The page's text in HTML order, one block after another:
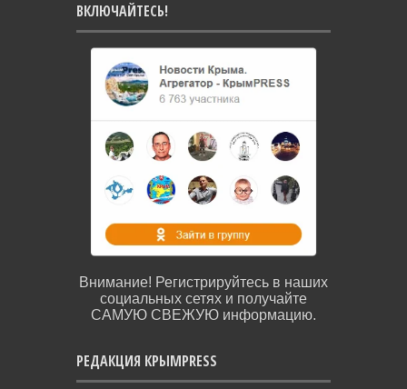
ВКЛЮЧАЙТЕСЬ!
Внимание! Регистрируйтесь в наших
социальных сетях и получайте
САМУЮ СВЕЖУЮ информацию.
РЕДАКЦИЯ КРЫМPRESS